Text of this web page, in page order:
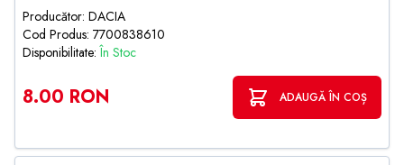
Producător: DACIA
Cod Produs: 7700838610
Disponibilitate:În Stoc
8.00 RON ADAUGĂ ÎN COȘ